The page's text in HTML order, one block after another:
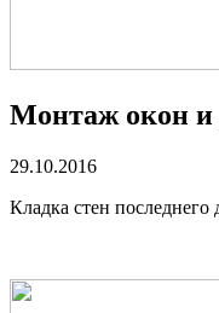
Монтаж окон и
29.10.2016
Кладка стен